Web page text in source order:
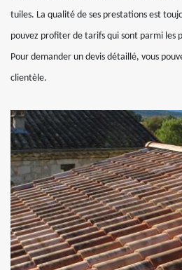
tuiles. La qualité de ses prestations est
pouvez profiter de tarifs qui sont parmi les
Pour demander un devis détaillé, vous
clientèle.